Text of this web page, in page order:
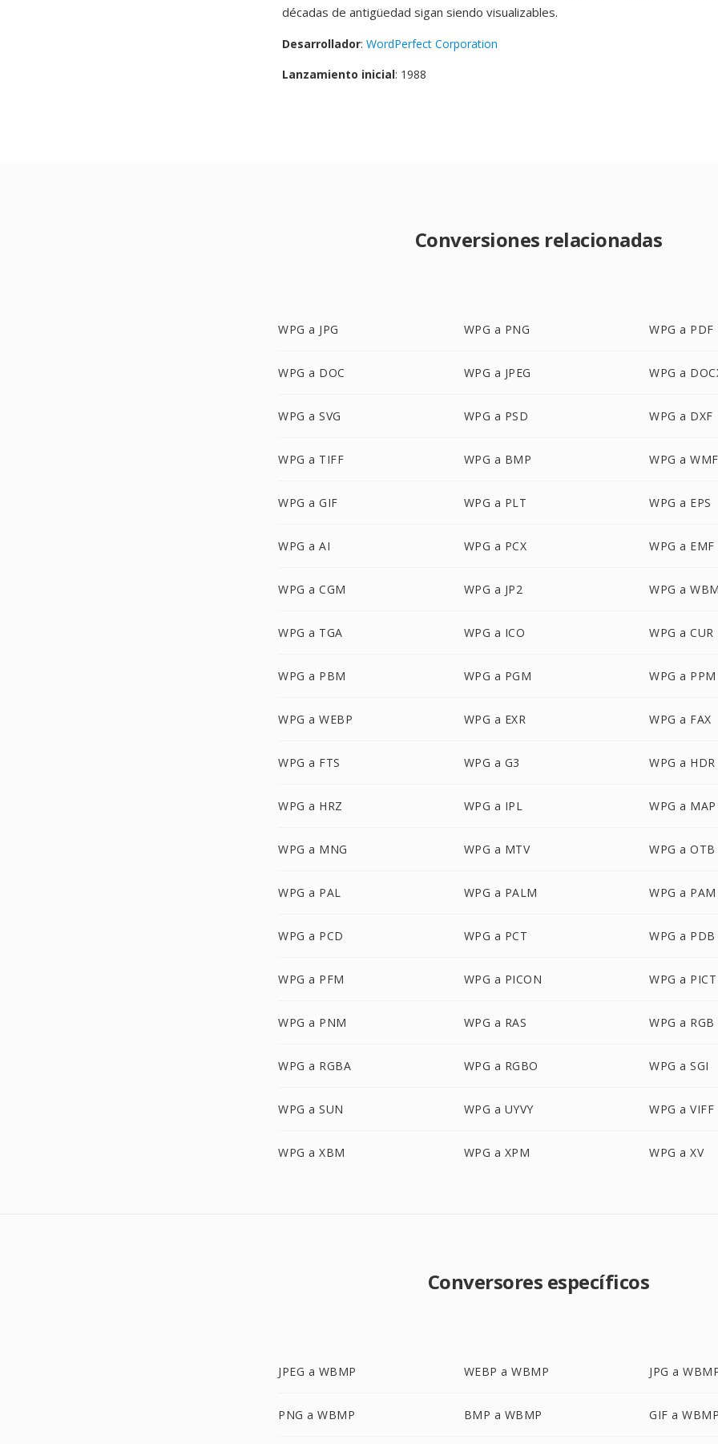
décadas de antigüedad sigan siendo visualizables.
Desarrollador: WordPerfect Corporation
Lanzamiento inicial: 1988
Conversiones relacionadas
WPG a JPG WPG a PNG WPG a PDF
WPG a DOC WPG a JPEG WPG a
WPG a SVG WPG a PSD WPG a DXF
WPG a TIFF WPG a BMP WPG a WMF
WPG a GIF WPG a PLT WPG a EPS
WPG a AI WPG a PCX WPG a EMF
WPG a CGM WPG a JP2 WPG a
WPG a TGA WPG a ICO WPG a CUR
WPG a PBM WPG a PGM WPG a PPM
WPG a WEBP WPG a EXR WPG a FAX
WPG a FTS WPG a G3 WPG a HDR
WPG a HRZ WPG a IPL WPG a MAP
WPG a MNG WPG a MTV WPG a OTB
WPG a PAL WPG a PALM WPG a PAM
WPG a PCD WPG a PCT WPG a PDB
WPG a PFM WPG a PICON WPG a PICT
WPG a PNM WPG a RAS WPG a RGB
WPG a RGBA WPG a RGBO WPG a SGI
WPG a SUN WPG a UYVY WPG a VIFF
WPG a XBM WPG a XPM WPG a XV
Conversores específicos
JPEG a WBMP WEBP a WBMP JPG a
PNG a WBMP BMP a WBMP GIF a